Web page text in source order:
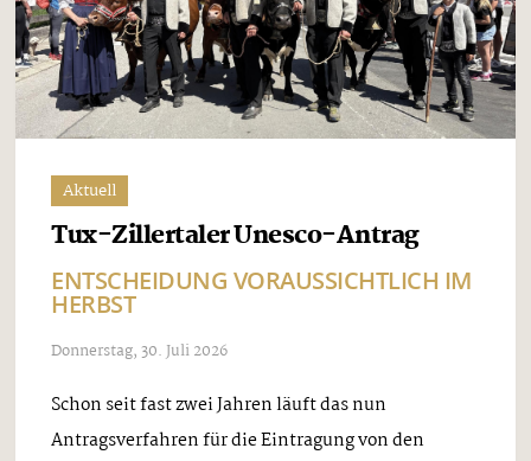
Aktuell
Tux-Zillertaler Unesco-Antrag
ENTSCHEIDUNG VORAUSSICHTLICH IM
HERBST
Donnerstag, 30. Juli 2026
Schon seit fast zwei Jahren läuft das nun
Antragsverfahren für die Eintragung von den